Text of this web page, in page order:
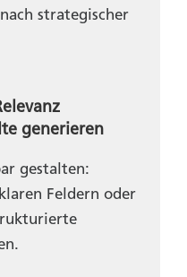
strategischer
generieren
gestalten:
Feldern oder